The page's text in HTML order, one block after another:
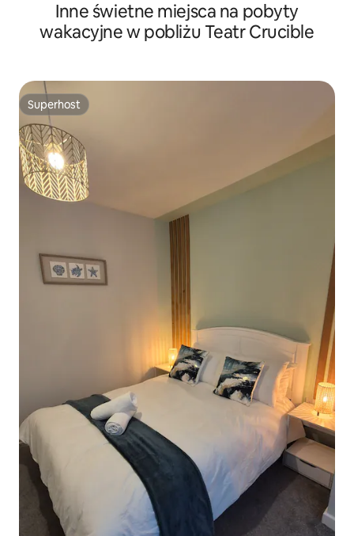
Inne świetne miejsca na pobyty
wakacyjne w pobliżu Teatr Crucible
Superhost
Superhost